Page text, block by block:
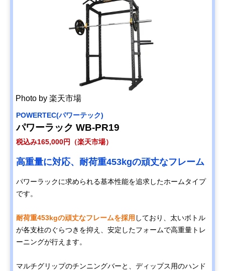
Photo by 楽天市場
POWERTEC(パワーテック)
パワーラック WB-PR19
税込み165,000円（楽天市場）
高重量に対応、耐荷重453kgの頑丈なフレーム
パワーラックに求められる基本性能を追求したホームタイプ
です。
耐荷重453kgの頑丈なフレームを採用 しており、太いボトル
が各支柱のぐらつきを抑え、安定したフォームで高重量トレ
ーニングが行えます。
マルチグリップのチンニングバーと、ディップス用のハンド